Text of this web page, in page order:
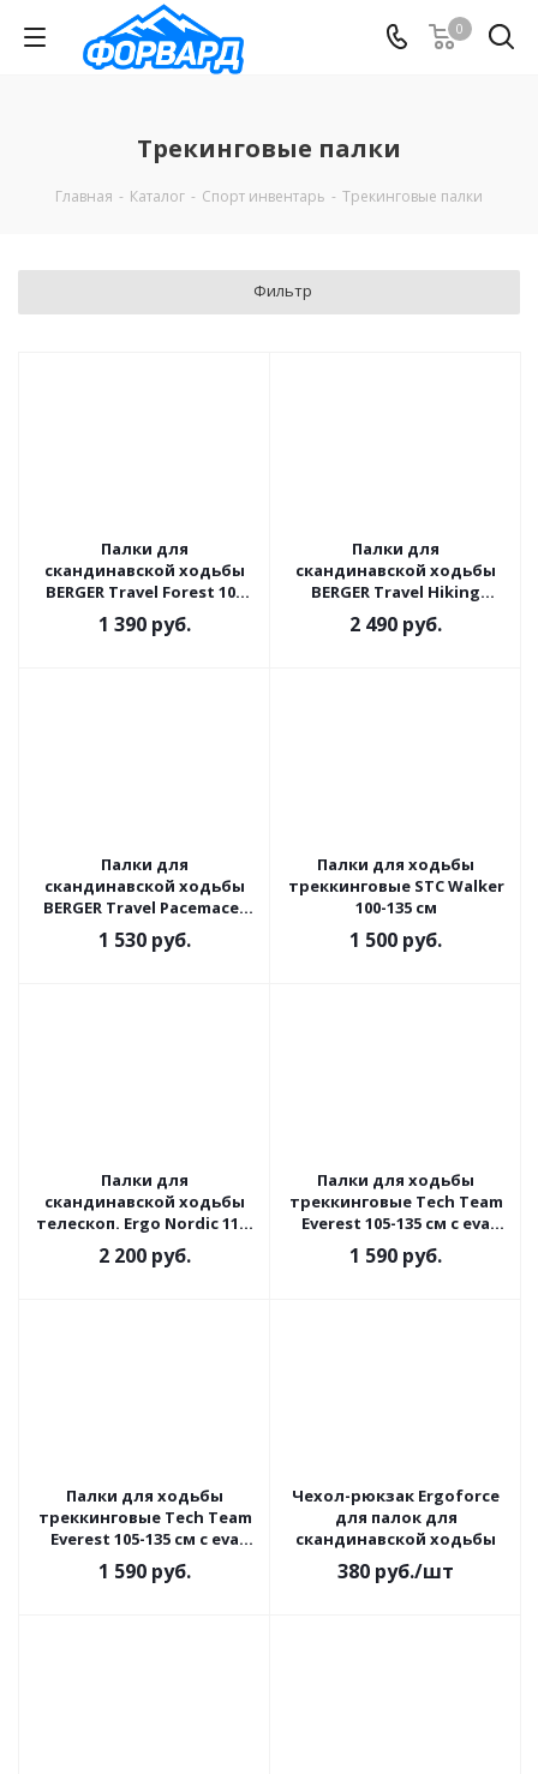
0
Трекинговые палки
Главная - Каталог - Спорт инвентарь - Трекинговые палки
Фильтр
Палки для
скандинавской ходьбы
BERGER Travel Forest 106
см, цельные
1 390 руб.
Палки для
скандинавской ходьбы
BERGER Travel Hiking
Mount 65-135 см, 3-
секционные
2 490 руб.
Палки для
скандинавской ходьбы
BERGER Travel Pacemacer
65-135 см, 3-секционные
1 530 руб.
Палки для ходьбы
треккинговые STC Walker
100-135 см
1 500 руб.
Палки для
скандинавской ходьбы
телескоп. Ergo Nordic 110-
140 см
2 200 руб.
Палки для ходьбы
треккинговые Tech Team
Everest 105-135 см с eva
ручкой
1 590 руб.
Палки для ходьбы
треккинговые Tech Team
Everest 105-135 см с eva
ручкой
1 590 руб.
Чехол-рюкзак Ergoforce
для палок для
скандинавской ходьбы
380 руб./шт